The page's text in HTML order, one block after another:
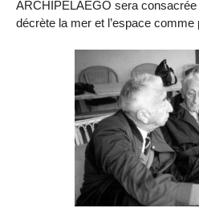
ARCHIPELAEGO sera consacrée
décrète la mer et l’espace comme